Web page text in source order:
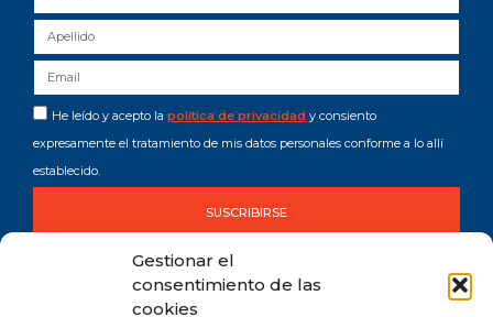
Gestionar el
consentimiento de las
cookies
He leído y acepto la política de privacidad y consiento
expresamente el tratamiento de mis datos personales conforme a lo allí
establecido.
SUSCRIBIRSE